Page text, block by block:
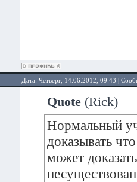
Дата: Четверг, 14.06.2012, 09:43 |
Quote (Rick)
Нормальный
доказывать
может